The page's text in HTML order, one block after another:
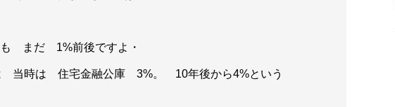
も まだ 1%前後ですよ・
当時は 住宅金融公庫 3%。 10年後から4%という